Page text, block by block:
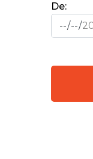
De: